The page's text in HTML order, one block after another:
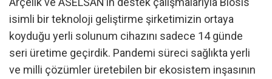
isimli bir teknoloji geliştirme şirketimizin ortaya
koyduğu yerli solunum cihazını sadece 14 günde
seri üretime geçirdik. Pandemi süreci sağlıkta yerli
ve milli çözümler üretebilen bir ekosistem inşasının